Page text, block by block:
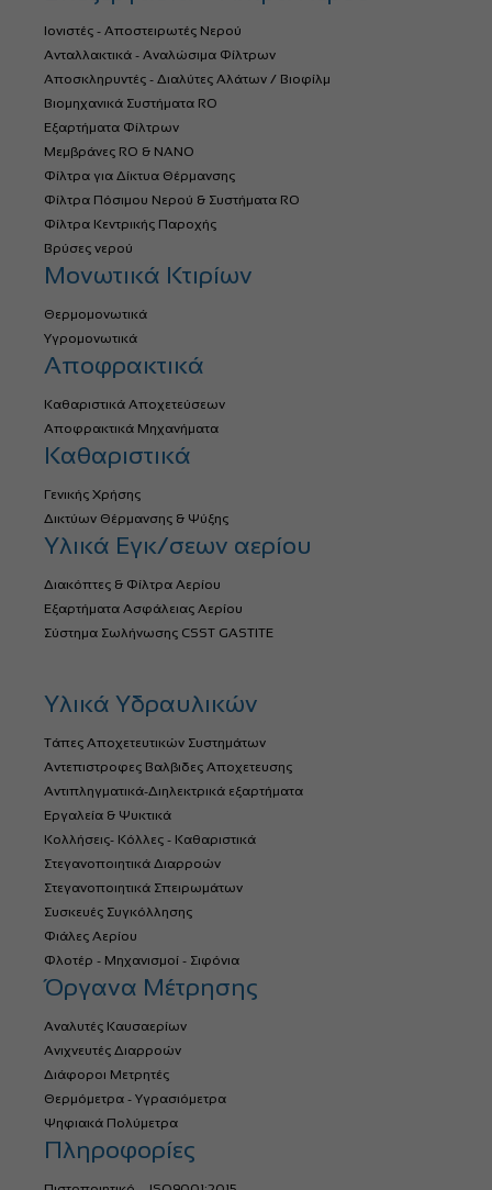
Ιονιστές - Αποστειρωτές Νερού
Ανταλλακτικά - Αναλώσιμα Φίλτρων
Αποσκληρυντές - Διαλύτες Αλάτων / Βιοφίλμ
Βιομηχανικά Συστήματα RO
Εξαρτήματα Φίλτρων
Μεμβράνες RO & NANO
Φίλτρα για Δίκτυα Θέρμανσης
Φίλτρα Πόσιμου Νερού & Συστήματα RO
Φίλτρα Κεντρικής Παροχής
Βρύσες νερού
Μονωτικά Κτιρίων
Θερμομονωτικά
Υγρομονωτικά
Αποφρακτικά
Καθαριστικά Αποχετεύσεων
Αποφρακτικά Μηχανήματα
Καθαριστικά
Γενικής Χρήσης
Δικτύων Θέρμανσης & Ψύξης
Υλικά Εγκ/σεων αερίου
Διακόπτες & Φίλτρα Αερίου
Εξαρτήματα Ασφάλειας Αερίου
Σύστημα Σωλήνωσης CSST GASTITE
Υλικά Υδραυλικών
Τάπες Αποχετευτικών Συστημάτων
Αντεπιστροφες Βαλβιδες Αποχετευσης
Αντιπληγματικά-Διηλεκτρικά εξαρτήματα
Εργαλεία & Ψυκτικά
Κολλήσεις- Κόλλες - Καθαριστικά
Στεγανοποιητικά Διαρροών
Στεγανοποιητικά Σπειρωμάτων
Συσκευές Συγκόλλησης
Φιάλες Αερίου
Φλοτέρ - Μηχανισμοί - Σιφόνια
Όργανα Μέτρησης
Αναλυτές Καυσαερίων
Ανιχνευτές Διαρροών
Διάφοροι Μετρητές
Θερμόμετρα - Υγρασιόμετρα
Ψηφιακά Πολύμετρα
Πληροφορίες